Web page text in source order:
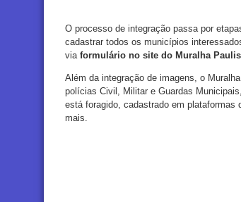
O processo de integração passa por
cadastrar todos os municípios
via formulário no site do Muralha
Além da integração de imagens, o
polícias Civil, Militar e Guardas
está foragido, cadastrado em
mais.